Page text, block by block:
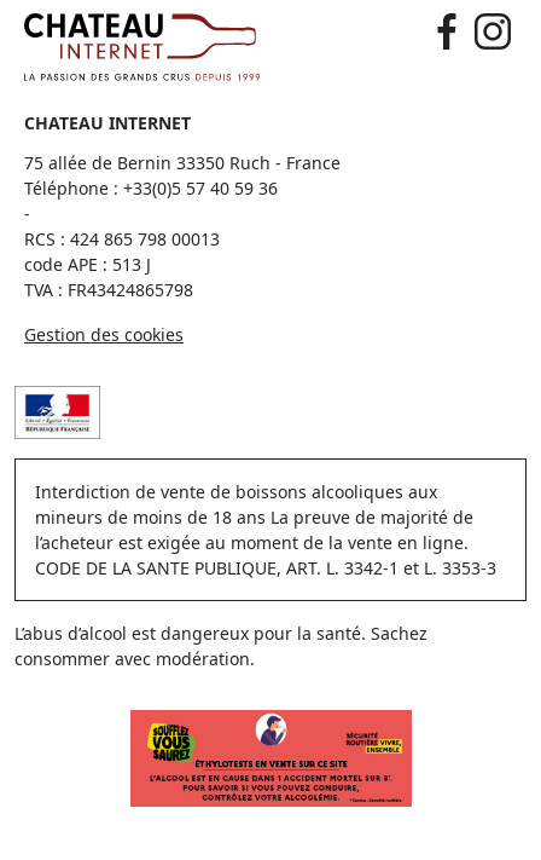
CHATEAU INTERNET
75 allée de Bernin 33350 Ruch - France
Téléphone : +33(0)5 57 40 59 36
-
RCS : 424 865 798 00013
code APE : 513 J
TVA : FR43424865798
Gestion des cookies
Interdiction de vente de boissons alcooliques aux
mineurs de moins de 18 ans La preuve de majorité de
l’acheteur est exigée au moment de la vente en ligne.
CODE DE LA SANTE PUBLIQUE, ART. L. 3342-1 et L. 3353-3
L’abus d’alcool est dangereux pour la santé. Sachez
consommer avec modération.